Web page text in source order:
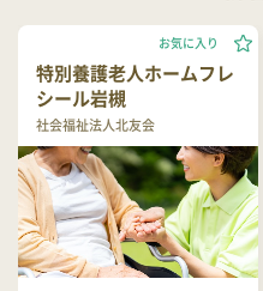
特別養護老人ホームフレ
シール岩槻
社会福祉法人北友会
お気に入り